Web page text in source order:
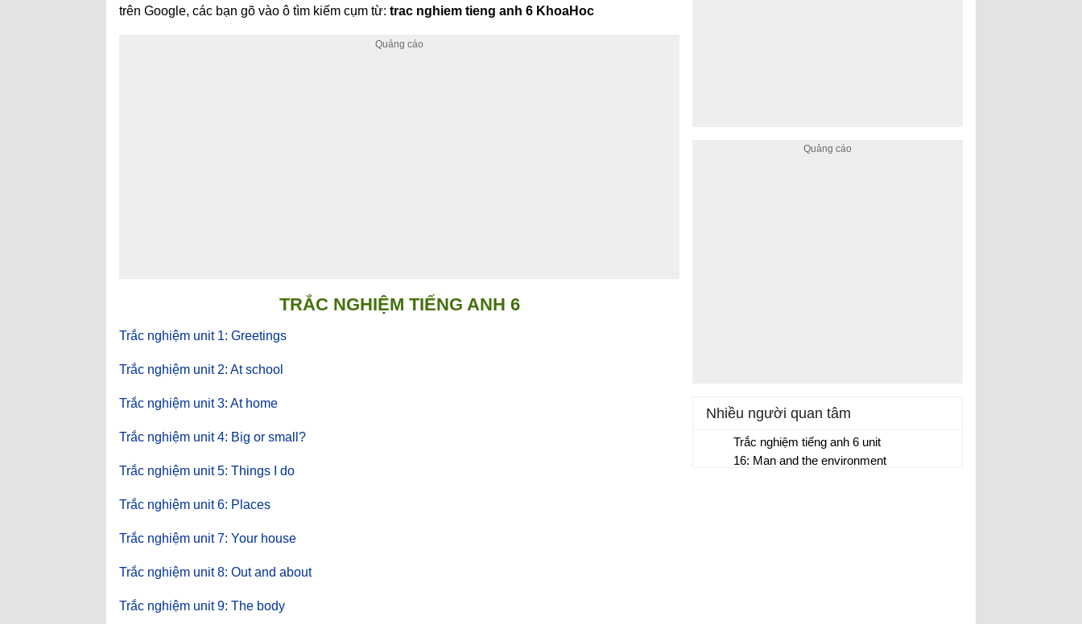
trên Google, các bạn gõ vào ô tìm kiếm cụm từ: trac nghiem tieng anh 6 KhoaHoc
TRẮC NGHIỆM TIẾNG ANH 6
Trắc nghiệm unit 1: Greetings
Trắc nghiệm unit 2: At school
Trắc nghiệm unit 3: At home
Trắc nghiệm unit 4: Big or small?
Trắc nghiệm unit 5: Things I do
Trắc nghiệm unit 6: Places
Trắc nghiệm unit 7: Your house
Trắc nghiệm unit 8: Out and about
Trắc nghiệm unit 9: The body
Nhiều người quan tâm
Trắc nghiệm tiếng anh 6 unit
16: Man and the environment